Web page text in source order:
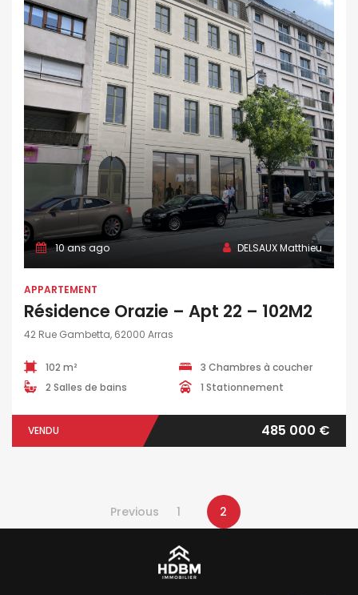
10 ans ago DELSAUX Matthieu
APPARTEMENT
Résidence Orazie – Apt 22 – 102M2
42 Rue Gambetta, 62000 Arras
102 m²
3 Chambres à coucher
2 Salles de bains
1 Stationnement
VENDU 485 000 €
Previous 1 2